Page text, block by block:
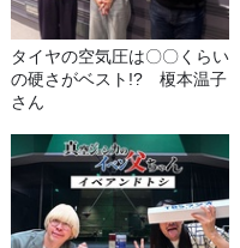
タイヤの空気圧は〇〇くらい
の硬さがベスト!? 榎本温子
さん